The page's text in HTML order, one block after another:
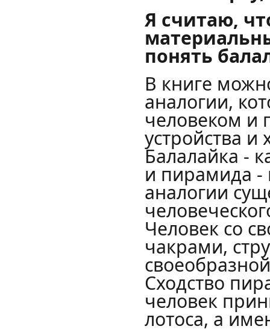
Я считаю,
понять
В книге
аналогии,
человеком и
устройства и
Балалайка -
и пирамида -
аналогии
Человек со
чакрами,
Сходство
человек
лотоса, а